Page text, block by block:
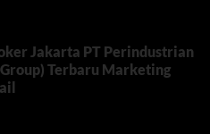
Jakarta PT Perindustrian
Terbaru Marketing